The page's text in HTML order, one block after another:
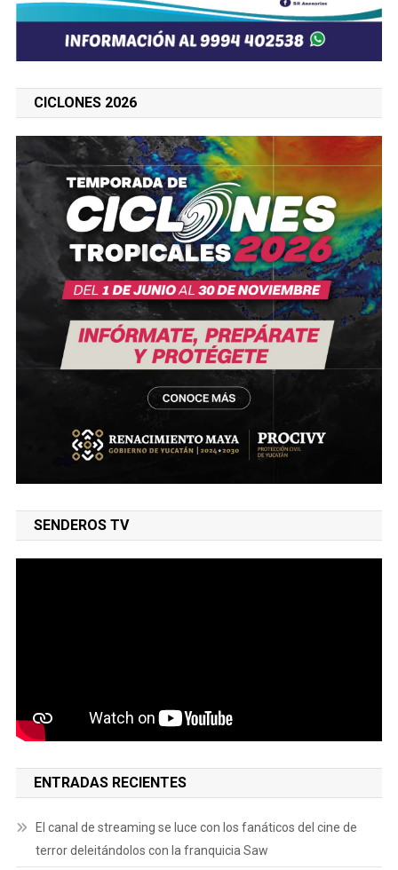
CICLONES 2026
SENDEROS TV
ENTRADAS RECIENTES
El canal de streaming se luce con los fanáticos del cine de
terror deleitándolos con la franquicia Saw